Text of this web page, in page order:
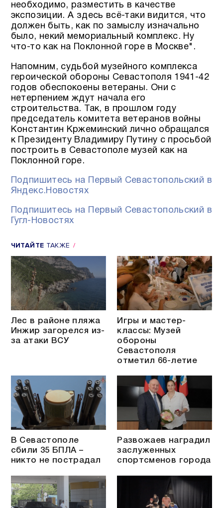
необходимо, разместить в качестве
экспозиции. А здесь всё-таки видится, что
должен быть, как по замыслу изначально
было, некий мемориальный комплекс. Ну
что-то как на Поклонной горе в Москве".
Напомним, судьбой музейного комплекса
героической обороны Севастополя 1941-42
годов обеспокоены ветераны. Они с
нетерпением ждут начала его
строительства. Так, в прошлом году
председатель комитета ветеранов войны
Константин Кржеминский лично обращался
к Президенту Владимиру Путину с просьбой
построить в Севастополе музей как на
Поклонной горе.
Подпишитесь на Первый Севастопольский в
Яндекс.Новостях
Подпишитесь на Первый Севастопольский в
Гугл-Новостях
ЧИТАЙТЕ ТАКЖЕ
Лес в районе пляжа
Инжир загорелся из-
за атаки ВСУ
Игры и мастер-
классы: Музей
обороны
Севастополя
отметил 66-летие
В Севастополе
сбили 35 БПЛА –
никто не пострадал
Развожаев наградил
заслуженных
спортсменов города